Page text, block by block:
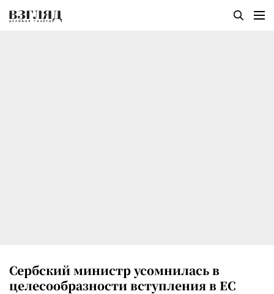
Сербский министр усомнилась в
целесообразности вступления в ЕС